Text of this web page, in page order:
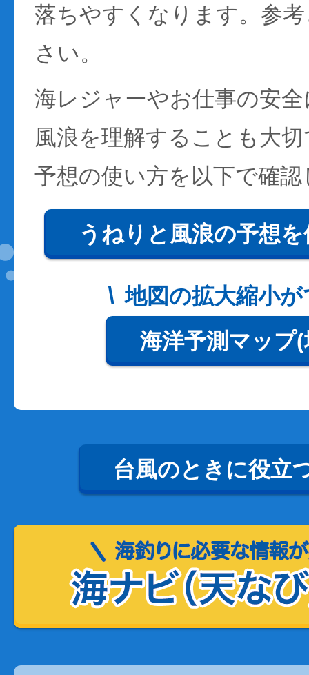
落ちやすくなります。参
さい。
海レジャーやお仕事の安
風浪を理解することも大
予想の使い方を以下で確
うねりと風浪の予想
地図の拡大縮小
海洋予測マップ
台風のときに役立